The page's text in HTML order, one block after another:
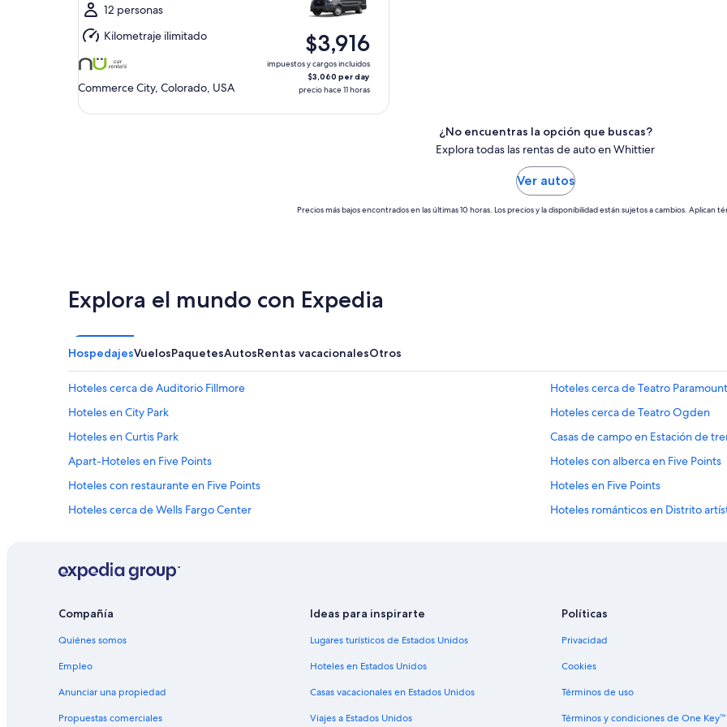
al
lun.,
10
ago.
12 personas
Kilometraje ilimitado
Commerce City, Colorado, USA
$3,916
impuestos y cargos incluidos
$3,060 per day
precio hace 11 horas
¿No encuentras la opción que buscas?
Explora todas las rentas de auto en Whittier
Ver autos
Precios más bajos encontrados en las últimas 10 horas. Los precios y la disponibilidad están sujetos a cambios. Aplican
Explora el mundo con Expedia
HospedajesVuelosPaquetesAutosRentas vacacionalesOtros
Hoteles cerca de Auditorio Fillmore
Hoteles cerca de Teatro Paramount
Hoteles en City Park
Hoteles cerca de Teatro Ogden
Hoteles en Curtis Park
Casas de campo en Estación de
Apart-Hoteles en Five Points
Hoteles con alberca en Five Points
Hoteles con restaurante en Five Points
Hoteles en Five Points
Hoteles cerca de Wells Fargo Center
Hoteles románticos en Distrito
Hoteles en San Rafael
Hoteles cerca de Museo Black American West
Campings en Norte de Denver
Compañía
Quiénes somos
Empleo
Anunciar una propiedad
Propuestas comerciales
Ideas para inspirarte
Lugares turísticos de Estados Unidos
Hoteles en Estados Unidos
Casas vacacionales en Estados Unidos
Viajes a Estados Unidos
Políticas
Privacidad
Cookies
Términos de uso
Términos y condiciones de One Key™